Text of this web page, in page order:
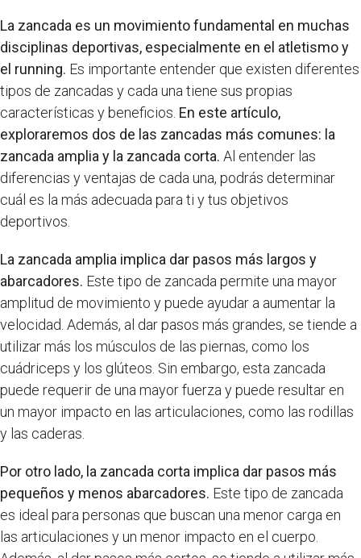
La zancada es un movimiento fundamental en muchas
disciplinas deportivas, especialmente en el atletismo y
el running. Es importante entender que existen diferentes
tipos de zancadas y cada una tiene sus propias
características y beneficios. En este artículo,
exploraremos dos de las zancadas más comunes: la
zancada amplia y la zancada corta. Al entender las
diferencias y ventajas de cada una, podrás determinar
cuál es la más adecuada para ti y tus objetivos
deportivos.
La zancada amplia implica dar pasos más largos y
abarcadores. Este tipo de zancada permite una mayor
amplitud de movimiento y puede ayudar a aumentar la
velocidad. Además, al dar pasos más grandes, se tiende a
utilizar más los músculos de las piernas, como los
cuádriceps y los glúteos. Sin embargo, esta zancada
puede requerir de una mayor fuerza y puede resultar en
un mayor impacto en las articulaciones, como las rodillas
y las caderas.
Por otro lado, la zancada corta implica dar pasos más
pequeños y menos abarcadores. Este tipo de zancada
es ideal para personas que buscan una menor carga en
las articulaciones y un menor impacto en el cuerpo.